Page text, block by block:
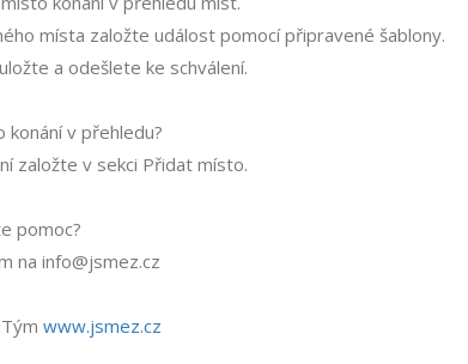
místa založte událost pomocí připravené šablony.
a odešlete ke schválení.
konání v přehledu?
založte v sekci Přidat místo.
pomoc?
na info@jsmez.cz
www.jsmez.cz